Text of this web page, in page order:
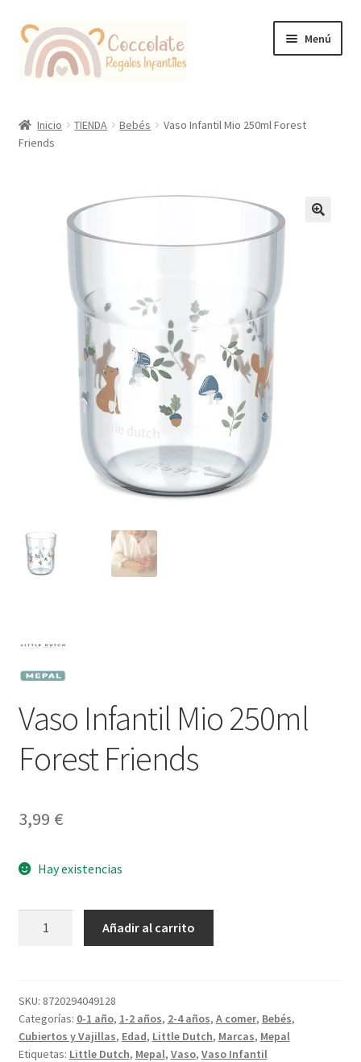
Ir
la
Ir
contenido
Menú
Coccolate Puericultura y Juguetería Educativa
Inicio TIENDA Bebés
Vaso Infantil Mio 250ml Forest
Friends
Vaso Infantil Mio 250ml
Forest Friends
3,99 €
Hay existencias
Forest
Friends
cantidad
Añadir al carrito
SKU: 8720294049128
Categorías: 0-1 año, 1-2 años, 2-4 años, A comer, Bebés,
Cubiertos y Vajillas, Edad, Little Dutch, Marcas, Mepal
Etiquetas: Little Dutch, Mepal, Vaso, Vaso Infantil